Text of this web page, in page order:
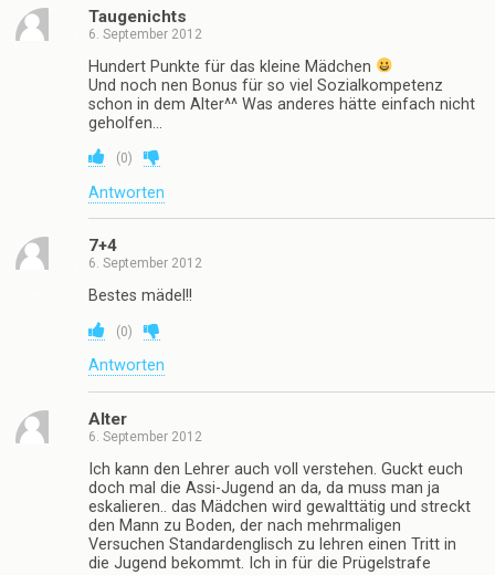
Taugenichts
6. September 2012
Hundert Punkte für das kleine Mädchen
Und noch nen Bonus für so viel Sozialkompetenz
schon in dem Alter^^ Was anderes hätte einfach nicht
geholfen…
(0)
Antworten
7+4
6. September 2012
Bestes mädel!!
(0)
Antworten
Alter
6. September 2012
Ich kann den Lehrer auch voll verstehen. Guckt euch
doch mal die Assi-Jugend an da, da muss man ja
eskalieren.. das Mädchen wird gewalttätig und streckt
den Mann zu Boden, der nach mehrmaligen
Versuchen Standardenglisch zu lehren einen Tritt in
die Jugend bekommt. Ich in für die Prügelstrafe